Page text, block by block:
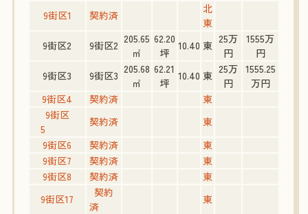
9街区1
契約済
北
東
9街区2
9街区2 205.65
㎡
62.20
坪
10.40 東 25万
円
1555万
円
9街区3
9街区3 205.68
㎡
62.21
坪
10.40 東 25万
円
1555.25
万円
9街区4
契約済
東
9街区
5
契約済
東
9街区6
契約済
東
9街区7
契約済
東
9街区8
契約済
東
9街区17
契約
済
東